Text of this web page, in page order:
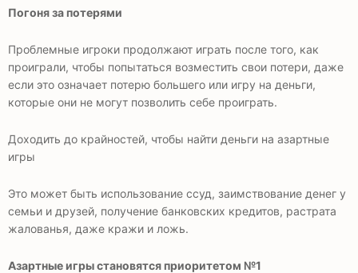
Погоня за потерями
Проблемные игроки продолжают играть после того, как
проиграли, чтобы попытаться возместить свои потери, даже
если это означает потерю большего или игру на деньги,
которые они не могут позволить себе проиграть.
Доходить до крайностей, чтобы найти деньги на азартные
игры
Это может быть использование ссуд, заимствование денег у
семьи и друзей, получение банковских кредитов, растрата
жалованья, даже кражи и ложь.
Азартные игры становятся приоритетом №1